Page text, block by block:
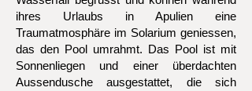
ihres Urlaubs in Apulien eine
Traumatmosphäre im Solarium geniessen,
das den Pool umrahmt. Das Pool ist mit
Sonnenliegen und einer überdachten
Aussendusche ausgestattet, die sich